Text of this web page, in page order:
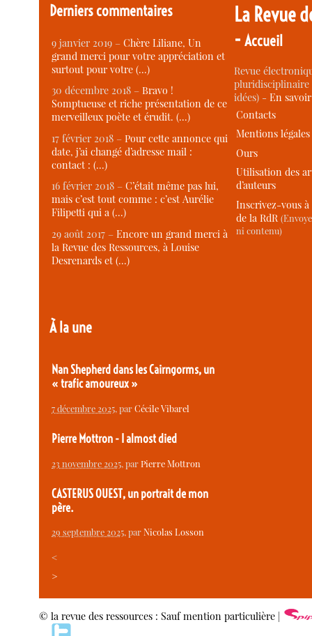
Derniers commentaires
9 janvier 2019 –Chère Liliane, Un
grand merci pour votre appréciation et
surtout pour votre (…)
30 décembre 2018 –Bravo !
Somptueuse et riche présentation de ce
merveilleux poète et érudit. (…)
17 février 2018 –Pour cette annonce qui
date, j’ai changé d’adresse mail :
contact : (…)
16 février 2018 –C’était même pas lui,
mais c’est tout comme : c’est Aurélie
Filipetti qui a (…)
29 août 2017 –Encore un grand merci à
la Revue des Ressources, à Louise
Desrenards et (…)
À la une
Nan Shepherd dans les Cairngorms, un
« trafic amoureux »
7 décembre 2025, parCécile Vibarel
Pierre Mottron - I almost died
23 novembre 2025, parPierre Mottron
CASTERUS OUEST, un portrait de mon
père.
29 septembre 2025, parNicolas Losson
<
>
La Revue
-Accueil
Revue
idées) -En
Contacts
Mentions légales
Ours
Utilisation des
d’auteurs
Inscrivez-vous
de la RdR
ni contenu)
© la revue des ressources : Sauf mention particulière |